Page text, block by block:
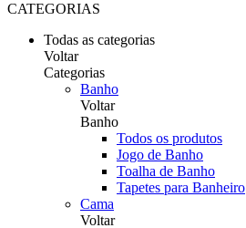
CATEGORIAS
Todas as categorias
Voltar
Categorias
Banho
Voltar
Banho
Todos os produtos
Jogo de Banho
Toalha de Banho
Tapetes para Banheiro
Cama
Voltar